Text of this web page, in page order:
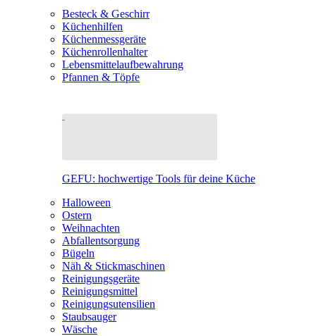
Besteck & Geschirr
Küchenhilfen
Küchenmessgeräte
Küchenrollenhalter
Lebensmittelaufbewahrung
Pfannen & Töpfe
GEFU: hochwertige Tools für deine Küche
Halloween
Ostern
Weihnachten
Abfallentsorgung
Bügeln
Näh & Stickmaschinen
Reinigungsgeräte
Reinigungsmittel
Reinigungsutensilien
Staubsauger
Wäsche